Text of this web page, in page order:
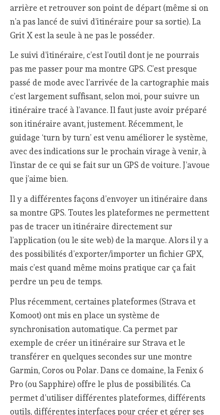
arrière et retrouver son point de départ (même si on
n’a pas lancé de suivi d’itinéraire pour sa sortie). La
Grit X est la seule à ne pas le posséder.
Le suivi d’itinéraire, c’est l’outil dont je ne pourrais
pas me passer pour ma montre GPS. C’est presque
passé de mode avec l’arrivée de la cartographie mais
c’est largement suffisant, selon moi, pour suivre un
itinéraire tracé à l’avance. Il faut juste avoir préparé
son itinéraire avant, justement. Récemment, le
guidage ‘turn by turn’ est venu améliorer le système,
avec des indications sur le prochain virage à venir, à
l’instar de ce qui se fait sur un GPS de voiture. J’avoue
que j’aime bien.
Il y a différentes façons d’envoyer un itinéraire dans
sa montre GPS. Toutes les plateformes ne permettent
pas de tracer un itinéraire directement sur
l’application (ou le site web) de la marque. Alors il y a
des possibilités d’exporter/importer un fichier GPX,
mais c’est quand même moins pratique car ça fait
perdre un peu de temps.
Plus récemment, certaines plateformes (Strava et
Komoot) ont mis en place un système de
synchronisation automatique. Ca permet par
exemple de créer un itinéraire sur Strava et le
transférer en quelques secondes sur une montre
Garmin, Coros ou Polar. Dans ce domaine, la Fenix 6
Pro (ou Sapphire) offre le plus de possibilités. Ca
permet d’utiliser différentes plateformes, différents
outils, différentes interfaces pour créer et gérer ses